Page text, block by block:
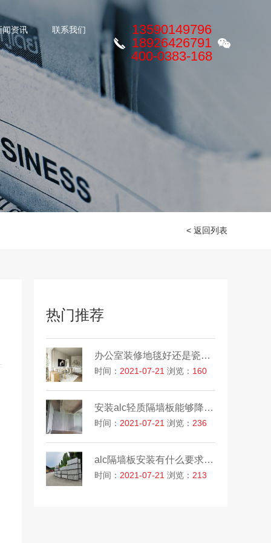
13590149796
18926426791
400-0383-168
闻资讯 联系我们
< 返回列表
热门推荐
办公室装修地毯好还是瓷砖好
时间： 2021-07-21 浏览： 160
安装alc轻质隔墙板能够降低成本吗？
时间： 2021-07-21 浏览： 236
alc隔墙板安装有什么要求吗？
时间： 2021-07-21 浏览： 213